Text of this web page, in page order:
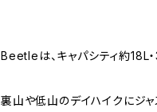
Beetleは、キャパシティ約18L
裏山や低山のデイハイクにジ